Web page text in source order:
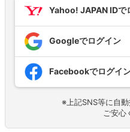
Yahoo! JAPAN IDで
Googleでログイン
Facebookでログイ
※上記SNS等に自
ご安心